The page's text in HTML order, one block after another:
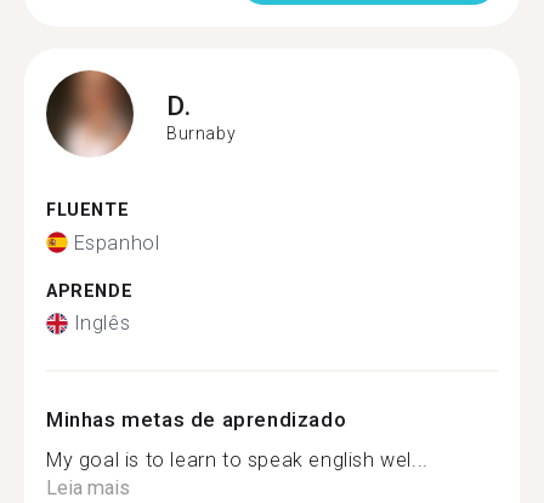
D.
Burnaby
FLUENTE
Espanhol
APRENDE
Inglês
Minhas metas de aprendizado
My goal is to learn to speak english wel...
Leia mais